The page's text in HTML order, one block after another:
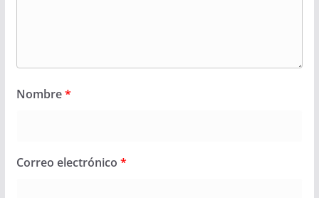
Nombre*
Correo electrónico *